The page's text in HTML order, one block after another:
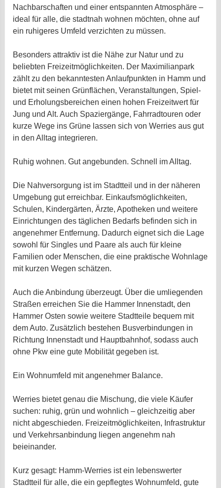
Nachbarschaften und einer entspannten Atmosphäre –
ideal für alle, die stadtnah wohnen möchten, ohne auf
ein ruhigeres Umfeld verzichten zu müssen.
Besonders attraktiv ist die Nähe zur Natur und zu
beliebten Freizeitmöglichkeiten. Der Maximilianpark
zählt zu den bekanntesten Anlaufpunkten in Hamm und
bietet mit seinen Grünflächen, Veranstaltungen, Spiel-
und Erholungsbereichen einen hohen Freizeitwert für
Jung und Alt. Auch Spaziergänge, Fahrradtouren oder
kurze Wege ins Grüne lassen sich von Werries aus gut
in den Alltag integrieren.
Ruhig wohnen. Gut angebunden. Schnell im Alltag.
Die Nahversorgung ist im Stadtteil und in der näheren
Umgebung gut erreichbar. Einkaufsmöglichkeiten,
Schulen, Kindergärten, Ärzte, Apotheken und weitere
Einrichtungen des täglichen Bedarfs befinden sich in
angenehmer Entfernung. Dadurch eignet sich die Lage
sowohl für Singles und Paare als auch für kleine
Familien oder Menschen, die eine praktische Wohnlage
mit kurzen Wegen schätzen.
Auch die Anbindung überzeugt. Über die umliegenden
Straßen erreichen Sie die Hammer Innenstadt, den
Hammer Osten sowie weitere Stadtteile bequem mit
dem Auto. Zusätzlich bestehen Busverbindungen in
Richtung Innenstadt und Hauptbahnhof, sodass auch
ohne Pkw eine gute Mobilität gegeben ist.
Ein Wohnumfeld mit angenehmer Balance.
Werries bietet genau die Mischung, die viele Käufer
suchen: ruhig, grün und wohnlich – gleichzeitig aber
nicht abgeschieden. Freizeitmöglichkeiten, Infrastruktur
und Verkehrsanbindung liegen angenehm nah
beieinander.
Kurz gesagt: Hamm-Werries ist ein lebenswerter
Stadtteil für alle, die ein gepflegtes Wohnumfeld, gute